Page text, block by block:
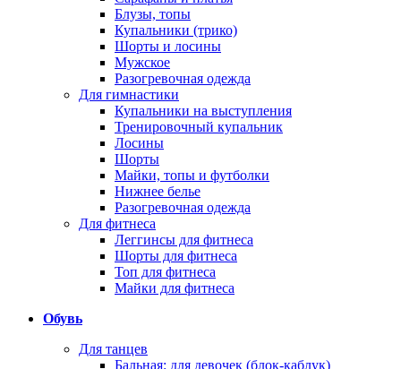
Блузы, топы
Купальники (трико)
Шорты и лосины
Мужское
Разогревочная одежда
Для гимнастики
Купальники на выступления
Тренировочный купальник
Лосины
Шорты
Майки, топы и футболки
Нижнее белье
Разогревочная одежда
Для фитнеса
Леггинсы для фитнеса
Шорты для фитнеса
Топ для фитнеса
Майки для фитнеса
Обувь
Для танцев
Бальная: для девочек (блок-каблук)